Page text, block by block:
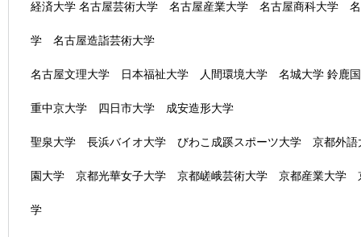
経済大学 名古屋芸術大学 名古屋産業大学 名古屋商科大学 名
学 名古屋造詣芸術大学
名古屋文理大学 日本福祉大学 人間環境大学 名城大学 鈴鹿
重中京大学 四日市大学 成安造形大学
聖泉大学 長浜バイオ大学 びわこ成蹊スポーツ大学 京都外語
園大学 京都光華女子大学 京都嵯峨芸術大学 京都産業大学
学